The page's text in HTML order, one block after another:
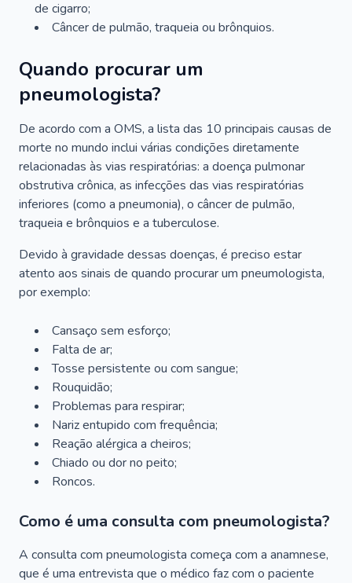
de cigarro;
Câncer de pulmão, traqueia ou brônquios.
Quando procurar um
pneumologista?
De acordo com a OMS, a lista das 10 principais causas de
morte no mundo inclui várias condições diretamente
relacionadas às vias respiratórias: a doença pulmonar
obstrutiva crônica, as infecções das vias respiratórias
inferiores (como a pneumonia), o câncer de pulmão,
traqueia e brônquios e a tuberculose.
Devido à gravidade dessas doenças, é preciso estar
atento aos sinais de quando procurar um pneumologista,
por exemplo:
Cansaço sem esforço;
Falta de ar;
Tosse persistente ou com sangue;
Rouquidão;
Problemas para respirar;
Nariz entupido com frequência;
Reação alérgica a cheiros;
Chiado ou dor no peito;
Roncos.
Como é uma consulta com pneumologista?
A consulta com pneumologista começa com a anamnese,
que é uma entrevista que o médico faz com o paciente